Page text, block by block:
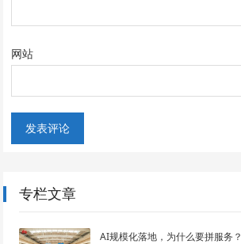
网站
专栏文章
AI规模化落地，为什么要拼服务？